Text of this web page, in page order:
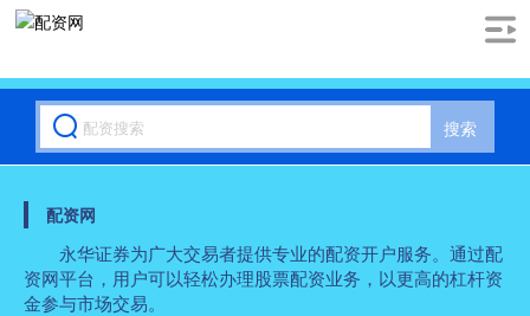
搜索
配资网
永华证券为广大交易者提供专业的配资开户服务。通过配
资网平台，用户可以轻松办理股票配资业务，以更高的杠杆资
金参与市场交易。